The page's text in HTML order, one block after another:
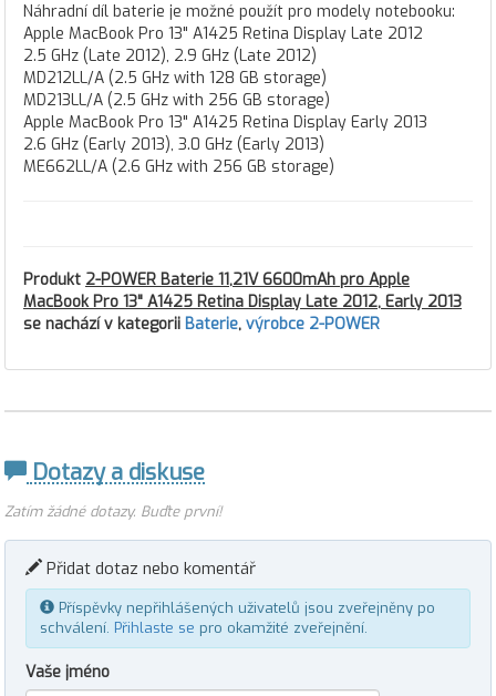
Náhradní díl baterie je možné použít pro modely notebooku:
Apple MacBook Pro 13" A1425 Retina Display Late 2012
2.5 GHz (Late 2012), 2.9 GHz (Late 2012)
MD212LL/A (2.5 GHz with 128 GB storage)
MD213LL/A (2.5 GHz with 256 GB storage)
Apple MacBook Pro 13" A1425 Retina Display Early 2013
2.6 GHz (Early 2013), 3.0 GHz (Early 2013)
ME662LL/A (2.6 GHz with 256 GB storage)
Produkt 2-POWER Baterie 11,21V 6600mAh pro Apple
MacBook Pro 13" A1425 Retina Display Late 2012, Early 2013
se nachází v kategorii Baterie, výrobce 2-POWER
Dotazy a diskuse
Zatím žádné dotazy. Buďte první!
Přidat dotaz nebo komentář
Příspěvky nepřihlášených uživatelů jsou zveřejněny po
schválení. Přihlaste se pro okamžité zveřejnění.
Vaše jméno